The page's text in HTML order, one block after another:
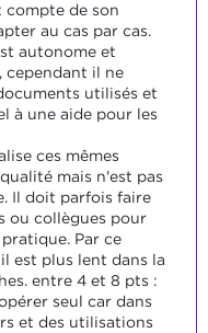
de son
au cas par cas.
autonome et
cependant il ne
utilisés et
à une aide pour les
ces mêmes
mais n'est pas
Il doit parfois faire
ou collègues pour
Par ce
est plus lent dans la
entre 4 et 8 pts :
seul car dans
et des utilisations